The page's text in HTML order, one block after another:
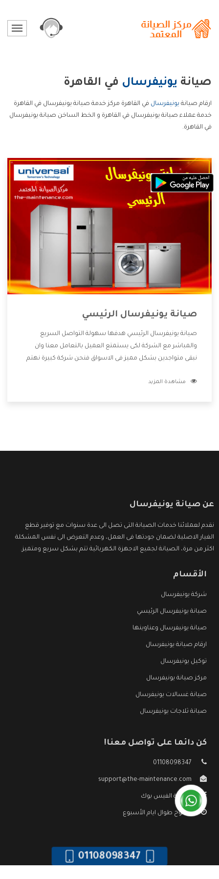
صيانة يونيفرسال في القاهرة
ارقام صيانة يونيفرسال في القاهرة مركز خدمة صيانة يونيفرسال في القاهرة
خدمة عملاء صيانة يونيفرسال في القاهرة و الخط الساخن صيانة يونيفرسال
في القاهرة.
صيانة يونيفرسال الرئيسي
صيانة يونيفرسال الرئيسي هدفها سهولة التواصل السريع
والمباشر مع الشركة لكى يستمتع العميل بالتعامل معنا وان
نبقى متواجدين بشكل مميز فى الاسواق فنحن شركة كبيرة نهتم
الشركة بها والتى تكون منها خدمة الصيانة التى تكون من أهم
مشاهدة المزيد
عن صيانة يونيفرسال
نقدم لعملائنا خدمات الصيانة التى تصل الى عدة سنوات مع توفير قطع
الغيار الاصلية لضمان جودتها فى العمل، وعدم التعرض الى نفس المشكلة
اكثر من مرة، الصيانة لجميع الاجهزة الكهربائية تتم بشكل سريع ومتميز.
الأقسام
شركة يونيفرسال
صيانة يونيفرسال الرئيسي
صيانة يونيفرسال وعناوينها
ارقام صيانة يونيفرسال
توكيل يونيفرسال
مركز صيانة يونيفرسال
صيانة غسالات يونيفرسال
صيانة ثلاجات يونيفرسال
كن دائما على تواصل معنا!
01108098347
support@the-maintenance.com
صفحة الفيس بوك
مفتوح طوال ايام الأسبوع
01108098347